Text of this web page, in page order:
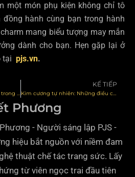
một món phụ kiện không chỉ tô
hành cùng bạn trong hành
mang biểu tượng may mắn
dành cho bạn. Hẹn gặp lại ở
tại pjs.vn.
Sử dụng linh vật phong thủy trong chế tác trang sức
KẾ TIẾP
Kim cương tự nhiên: Những điều cần biết về kim cương
Phương
- Người sáng lập PJS -
hiệu bắt nguồn với niềm đam
thuật chế tác trang sức. Lấy
từ viên ngọc trai đầu tiên